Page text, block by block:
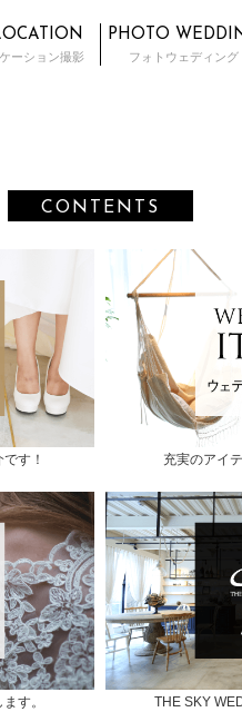
ーション撮影
PHOTO
フォトウェディング
CONTENTS
す！ 充実のアイ
す。 THE SKY